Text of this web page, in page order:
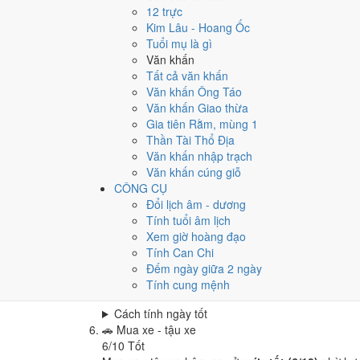
12 trực
Kim Lâu - Hoang Ốc
Tuổi mụ là gì
Văn khấn
Tất cả văn khấn
Văn khấn Ông Táo
Văn khấn Giao thừa
Gia tiên Rằm, mùng 1
Thần Tài Thổ Địa
Văn khấn nhập trạch
Văn khấn cúng giỗ
CÔNG CỤ
Đổi lịch âm - dương
Tính tuổi âm lịch
Xem giờ hoàng đạo
Tính Can Chi
Đếm ngày giữa 2 ngày
Tính cung mệnh
Cách tính ngày tốt
Khai trương - mở cửa hàng
Tốt
Khai trương - mở cửa hàng hôm nay ở
Cách tính ngày tốt
Ký hợp đồng - giao ước
Tốt
Ký hợp đồng - giao ước hôm nay ở
Cách tính ngày tốt
🏗️ Động thổ - khởi công
Tốt
Động thổ - khởi công hôm nay ở
Cách tính ngày tốt
Nhập trạch - vào nhà mới
Tốt
Nhập trạch - vào nhà mới hôm nay ở
Cách tính ngày tốt
🚗 Mua xe - tậu xe
6/10 Tốt